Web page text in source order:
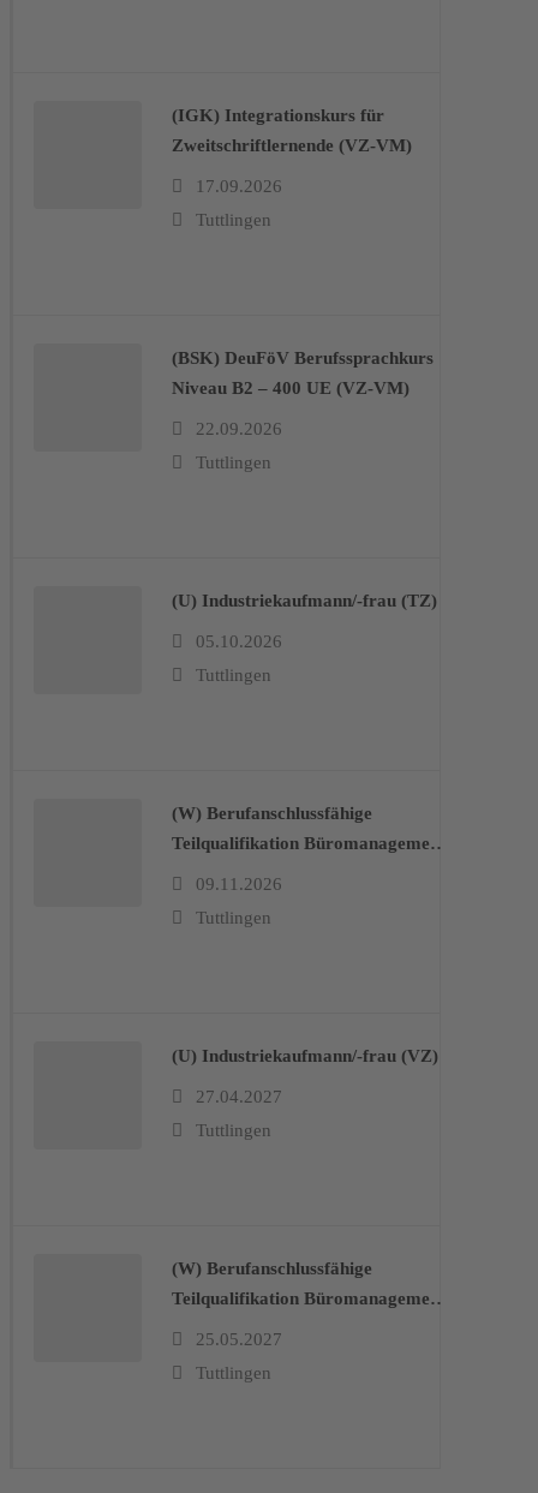
(IGK) Integrationskurs für
Zweitschriftlernende (VZ-VM)
17.09.2026
Tuttlingen
(BSK) DeuFöV Berufssprachkurs
Niveau B2 – 400 UE (VZ-VM)
22.09.2026
Tuttlingen
(U) Industriekaufmann/-frau (TZ)
05.10.2026
Tuttlingen
(W) Berufanschlussfähige
Teilqualifikation Büromanagement
– Auftragsbearbeitung, Kfm.
09.11.2026
Tuttlingen
(U) Industriekaufmann/-frau (VZ)
27.04.2027
Tuttlingen
(W) Berufanschlussfähige
Teilqualifikation Büromanagement
– Auftragsbearbeitung, Kfm.
25.05.2027
Tuttlingen